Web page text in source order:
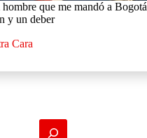
que me mandó a Bogotá
y un deber
Cara